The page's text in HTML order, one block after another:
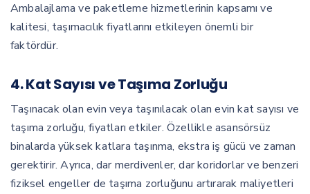
Ambalajlama ve paketleme hizmetlerinin kapsamı ve
kalitesi, taşımacılık fiyatlarını etkileyen önemli bir
faktördür.
4.Kat Sayısı ve Taşıma Zorluğu
Taşınacak olan evin veya taşınılacak olan evin kat sayısı ve
taşıma zorluğu, fiyatları etkiler. Özellikle asansörsüz
binalarda yüksek katlara taşınma, ekstra iş gücü ve zaman
gerektirir. Ayrıca, dar merdivenler, dar koridorlar ve benzeri
fiziksel engeller de taşıma zorluğunu artırarak maliyetleri